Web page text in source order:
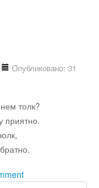
Опубликовано: 31
толк?
приятно.